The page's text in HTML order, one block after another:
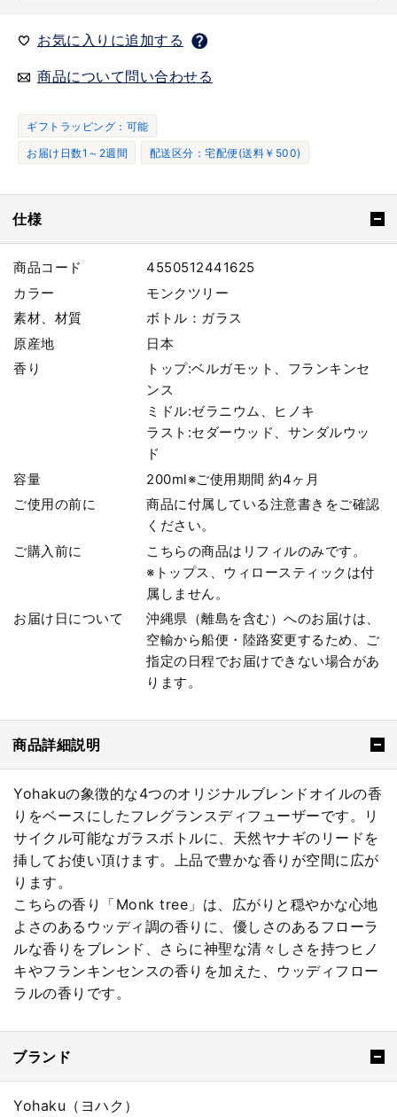
お気に入りに追加する
商品について問い合わせる
ギフトラッピング：可能
お届け日数1～2週間
配送区分：宅配便(送料￥500)
仕様
商品コード
4550512441625
カラー
モンクツリー
素材、材質
ボトル：ガラス
原産地
日本
香り
トップ:ベルガモット、フランキンセ
ンス
ミドル:ゼラニウム、ヒノキ
ラスト:セダーウッド、サンダルウッ
ド
容量
200ml※ご使用期間 約4ヶ月
ご使用の前に
商品に付属している注意書きをご確認
ください。
ご購入前に
こちらの商品はリフィルのみです。
※トップス、ウィロースティックは付
属しません。
お届け日について
沖縄県（離島を含む）へのお届けは、
空輸から船便・陸路変更するため、ご
指定の日程でお届けできない場合があ
ります。
商品詳細説明
Yohakuの象徴的な4つのオリジナルブレンドオイルの香
りをベースにしたフレグランスディフューザーです。リ
サイクル可能なガラスボトルに、天然ヤナギのリードを
挿してお使い頂けます。上品で豊かな香りが空間に広が
ります。
こちらの香り「Monk tree」は、広がりと穏やかな心地
よさのあるウッディ調の香りに、優しさのあるフローラ
ルな香りをブレンド、さらに神聖な清々しさを持つヒノ
キやフランキンセンスの香りを加えた、ウッディフロー
ラルの香りです。
ブランド
Yohaku（ヨハク）